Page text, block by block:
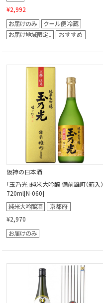
¥2,992
阪神の日本酒
「玉乃光」純米大吟醸 備前雄町（箱入）
720ml[N-060]
¥2,970